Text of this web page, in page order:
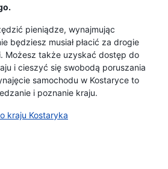
pieniądze, wynajmując
będziesz musiał płacić za drogie
Możesz także uzyskać dostęp do
i cieszyć się swobodą poruszania
samochodu w Kostaryce to
i poznanie kraju.
kraju Kostaryka